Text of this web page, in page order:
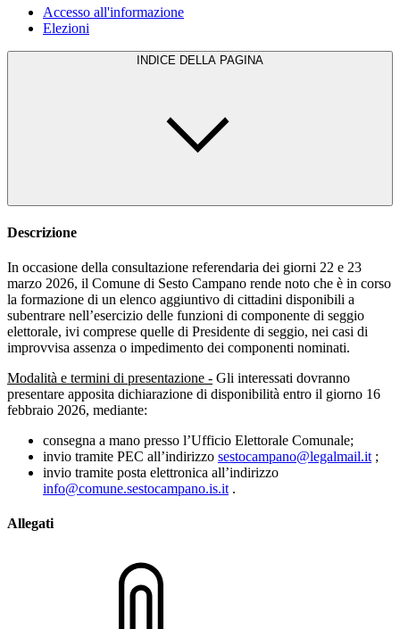
Accesso all'informazione
Elezioni
INDICE DELLA PAGINA
Descrizione
In occasione della consultazione referendaria dei giorni 22 e 23
marzo 2026, il Comune di Sesto Campano rende noto che è in corso
la formazione di un elenco aggiuntivo di cittadini disponibili a
subentrare nell’esercizio delle funzioni di componente di seggio
elettorale, ivi comprese quelle di Presidente di seggio, nei casi di
improvvisa assenza o impedimento dei componenti nominati.
Modalità e termini di presentazione - Gli interessati dovranno
presentare apposita dichiarazione di disponibilità entro il giorno 16
febbraio 2026, mediante:
consegna a mano presso l’Ufficio Elettorale Comunale;
invio tramite PEC all’indirizzo sestocampano@legalmail.it ;
invio tramite posta elettronica all’indirizzo
info@comune.sestocampano.is.it .
Allegati